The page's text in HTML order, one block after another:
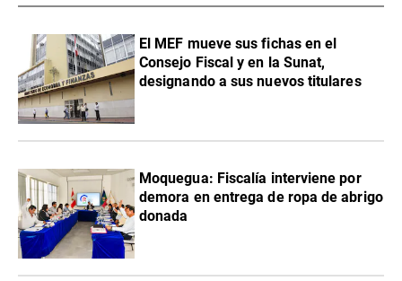
El MEF mueve sus fichas en el
Consejo Fiscal y en la Sunat,
designando a sus nuevos titulares
Moquegua: Fiscalía interviene por
demora en entrega de ropa de abrigo
donada